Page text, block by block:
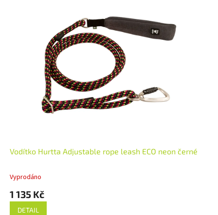
Vodítko Hurtta Adjustable rope leash ECO neon černé
Vyprodáno
1 135 Kč
DETAIL